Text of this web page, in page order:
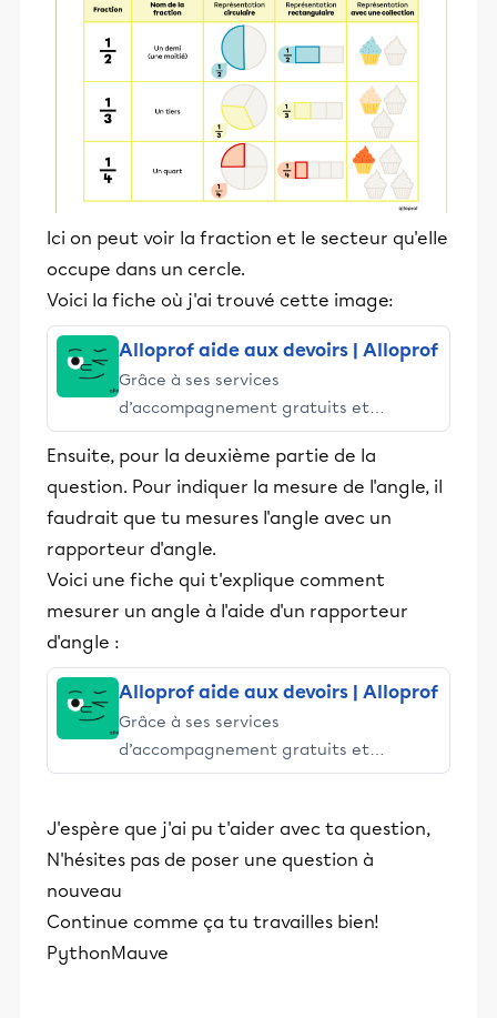
Ici on peut voir la fraction et le secteur qu'elle
occupe dans un cercle.
Voici la fiche où j'ai trouvé cette image:
Alloprof aide aux devoirs | Alloprof
Grâce à ses services
d’accompagnement gratuits et
stimulants, Alloprof engage les élèves
et leurs parents dans la réussite
éducative.
Ensuite, pour la deuxième partie de la
question. Pour indiquer la mesure de l'angle, il
faudrait que tu mesures l'angle avec un
rapporteur d'angle.
Voici une fiche qui t'explique comment
mesurer un angle à l'aide d'un rapporteur
d'angle :
Alloprof aide aux devoirs | Alloprof
Grâce à ses services
d’accompagnement gratuits et
stimulants, Alloprof engage les élèves
éducative.
J'espère que j'ai pu t'aider avec ta question,
N'hésites pas de poser une question à
nouveau
Continue comme ça tu travailles bien!
PythonMauve